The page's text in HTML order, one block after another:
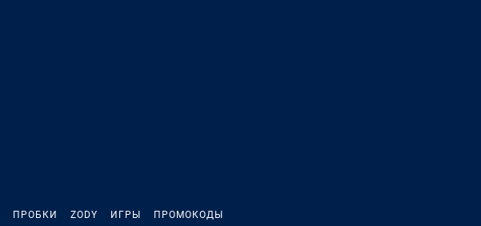
ПРОБКИ ZODY ИГРЫ ПРОМОКОДЫ